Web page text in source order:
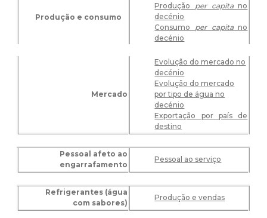
Produção e consumo
Produção per capitano
decénio
Consumo per capitano
decénio
Mercado
Evolução do mercado no
decénio
Evolução do mercado
por tipo de água no
decénio
Exportação por país de
destino
Pessoal afeto ao
engarrafamento
Pessoal ao serviço
Refrigerantes (água
com sabores)
Produção e vendas